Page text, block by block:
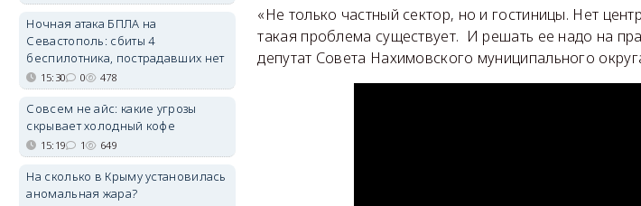
«Не только частный сектор, но и гостиницы. Нет
такая проблема существует. И решать ее надо на
депутат Совета Нахимовского муниципального
Ночная атака БПЛА на
Севастополь: сбиты 4
беспилотника, пострадавших нет
15:30 0 478
Совсем не айс: какие угрозы
скрывает холодный кофе
15:19 1 649
На сколько в Крыму установилась
аномальная жара?